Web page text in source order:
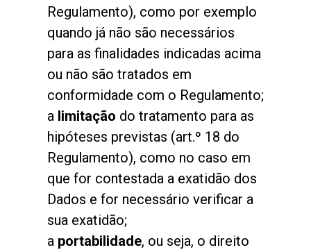
Regulamento), como por exemplo
quando já não são necessários
para as finalidades indicadas acima
ou não são tratados em
conformidade com o Regulamento;
a limitação do tratamento para as
hipóteses previstas (art.º 18 do
Regulamento), como no caso em
que for contestada a exatidão dos
Dados e for necessário verificar a
sua exatidão;
a portabilidade, ou seja, o direito